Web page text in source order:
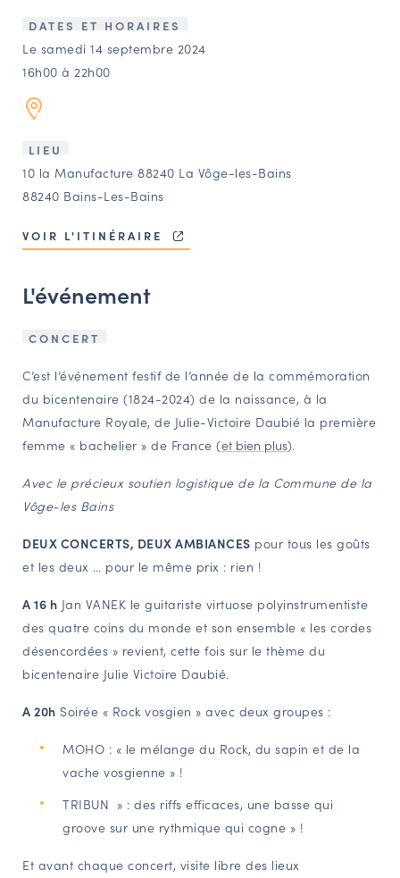
CONTACT
Agenda
Annuaire
Ressources
OFFRES D’EMPLOI ET DE STAGE
OUTILS EN LIGNE
Espace acteurs
NAVIGATION FILTRÉE « ACTEURS »
PORTAIL CULTURE
Service Inventaire et Patrimoines de la Région Grand Est
VOUS ÊTES…
Responsables de structures
DATES ET HORAIRES
Le samedi 14 septembre 2024
16h00 à 22h00
LIEU
10 la Manufacture 88240 La Vôge-les-Bains
88240 Bains-Les-Bains
VOIR L'ITINÉRAIRE
L'événement
CONCERT
C’est l’événement festif de l’année de la commémoration
du bicentenaire (1824-2024) de la naissance, à la
Manufacture Royale, de Julie-Victoire Daubié la première
femme « bachelier » de France (et bien plus).
Avec le précieux soutien logistique de la Commune de la
Vôge-les Bains
DEUX CONCERTS, DEUX AMBIANCES pour tous les goûts
et les deux … pour le même prix : rien !
A 16 h Jan VANEK le guitariste virtuose polyinstrumentiste
des quatre coins du monde et son ensemble « les cordes
désencordées » revient, cette fois sur le thème du
bicentenaire Julie Victoire Daubié.
A 20h Soirée « Rock vosgien » avec deux groupes :
MOHO : « le mélange du Rock, du sapin et de la
vache vosgienne » !
TRIBUN » : des riffs efficaces, une basse qui
groove sur une rythmique qui cogne » !
Et avant chaque concert, visite libre des lieux